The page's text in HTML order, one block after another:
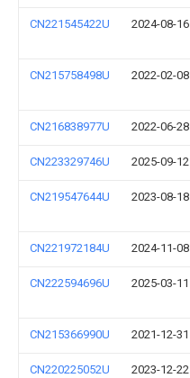
CN221545422U 2024-08-16
CN215758498U 2022-02-08
CN216838977U 2022-06-28
CN223329746U 2025-09-12
CN219547644U 2023-08-18
CN221972184U 2024-11-08
CN222594696U 2025-03-11
CN215366990U 2021-12-31
CN220225052U 2023-12-22